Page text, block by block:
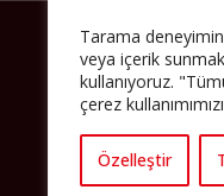
Tarama
veya içerik
kullanıyoruz.
çerez
Özelleştir
Müslümanlar da
geldiler. Bu durum
gibi birçok kavramın
neden oldu.
oluşması, hem
Yazının devamı